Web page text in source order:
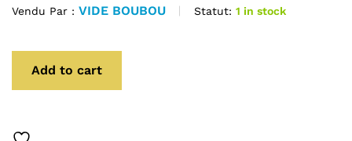
Vendu Par : VIDE BOUBOU Statut: 1 in stock
Add to cart